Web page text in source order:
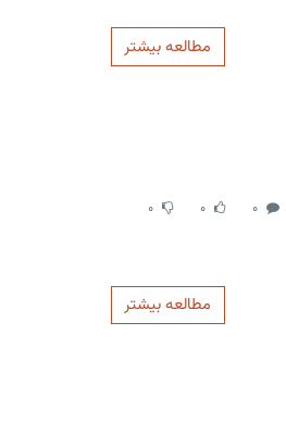
مطالعه بیشتر
0
0
0
مطالعه بیشتر